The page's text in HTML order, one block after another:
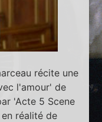
récite une
l'amour' de
'Acte 5 Scene
réalité de